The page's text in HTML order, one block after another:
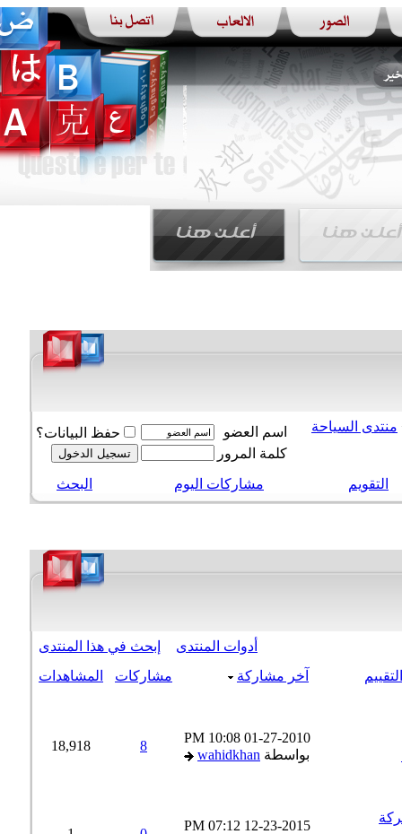
السياحة اسم العضو
حفظ البيانات؟
كلمة المرور
التقويم
مشاركات اليوم البحث
أدوات المنتدى
إبحث في هذا المنتدى
آخر مشاركة مشاركات المشاهدات
01-27-2010
10:08 PM
بواسطةwahidkhan
18,918
12-23-2015
07:12 PM